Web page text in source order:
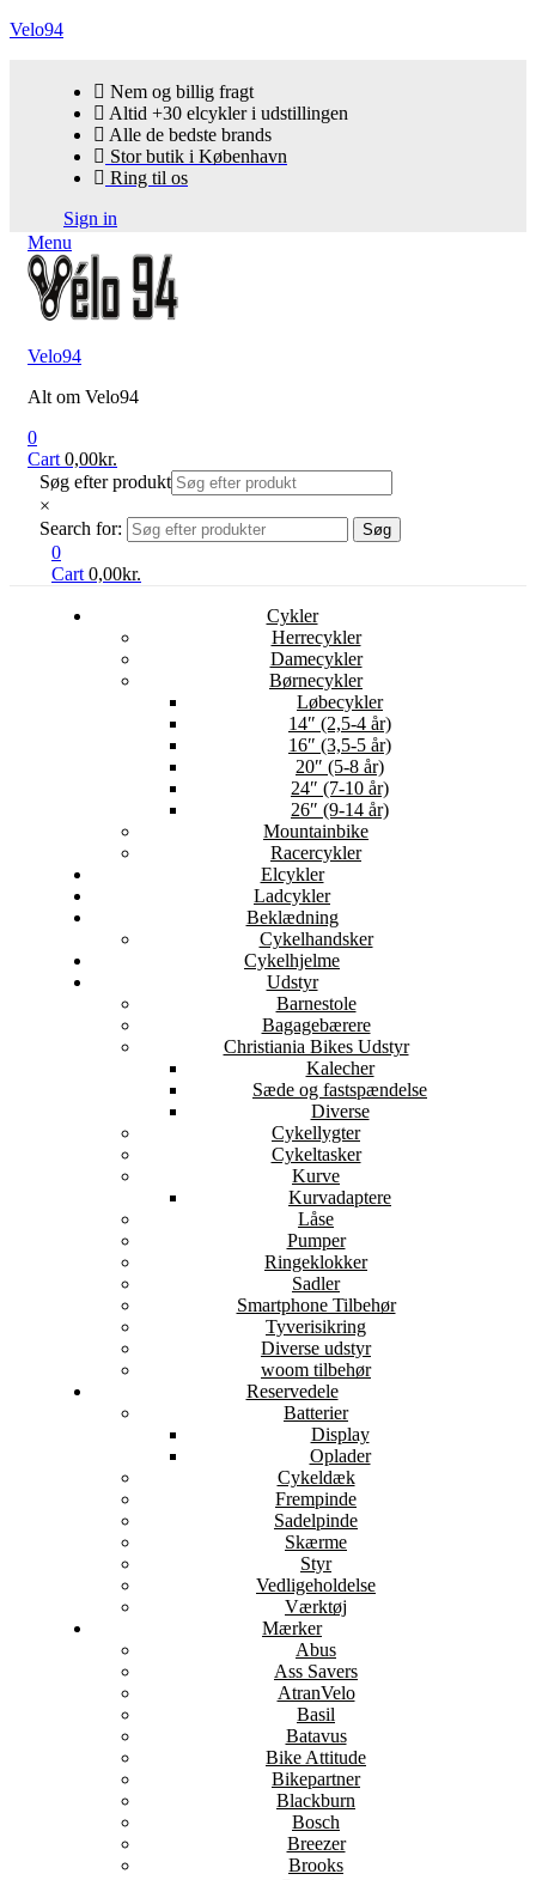
Velo94
Nem og billig fragt
Altid +30 elcykler i udstillingen
Alle de bedste brands
Stor butik i København
Ring til os
Sign in
Menu
Velo94
Alt om Velo94
0
Cart 0,00kr.
Søg efter produkt
×
Search for:
Søg
0
Cart 0,00kr.
Cykler
Herrecykler
Damecykler
Børnecykler
Løbecykler
14″ (2,5-4 år)
16″ (3,5-5 år)
20″ (5-8 år)
24″ (7-10 år)
26″ (9-14 år)
Mountainbike
Racercykler
Elcykler
Ladcykler
Beklædning
Cykelhandsker
Cykelhjelme
Udstyr
Barnestole
Bagagebærere
Christiania Bikes Udstyr
Kalecher
Sæde og fastspændelse
Diverse
Cykellygter
Cykeltasker
Kurve
Kurvadaptere
Låse
Pumper
Ringeklokker
Sadler
Smartphone Tilbehør
Tyverisikring
Diverse udstyr
woom tilbehør
Reservedele
Batterier
Display
Oplader
Cykeldæk
Frempinde
Sadelpinde
Skærme
Styr
Vedligeholdelse
Værktøj
Mærker
Abus
Ass Savers
AtranVelo
Basil
Batavus
Bike Attitude
Bikepartner
Blackburn
Bosch
Breezer
Brooks